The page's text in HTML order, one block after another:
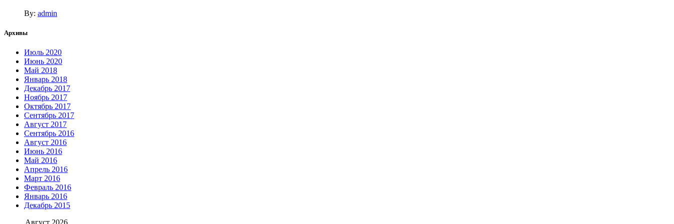
By: admin
Архивы
Июль 2020
Июнь 2020
Май 2018
Январь 2018
Декабрь 2017
Ноябрь 2017
Октябрь 2017
Сентябрь 2017
Август 2017
Сентябрь 2016
Август 2016
Июнь 2016
Май 2016
Апрель 2016
Март 2016
Февраль 2016
Январь 2016
Декабрь 2015